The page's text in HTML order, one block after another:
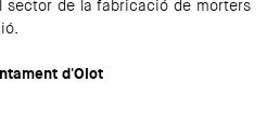
sector de la fabricació de morters
d'Olot